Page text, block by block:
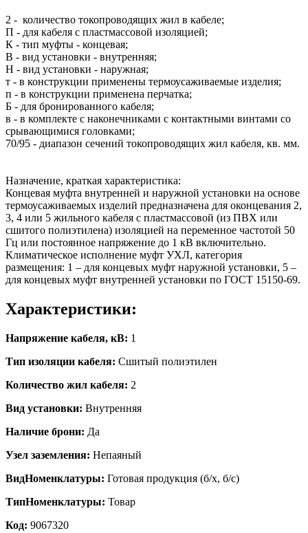
2 - количество токопроводящих жил в кабеле;
П - для кабеля с пластмассовой изоляцией;
К - тип муфты - концевая;
В - вид установки - внутренняя;
Н - вид установки - наружная;
т - в конструкции применены термоусаживаемые изделия;
п - в конструкции применена перчатка;
Б - для бронированного кабеля;
в - в комплекте с наконечниками с контактными винтами со
срывающимися головками;
70/95 - диапазон сечений токопроводящих жил кабеля, кв. мм.
Назначение, краткая характеристика:
Концевая муфта внутренней и наружной установки на основе
термоусаживаемых изделий предназначена для оконцевания 2,
3, 4 или 5 жильного кабеля с пластмассовой (из ПВХ или
сшитого полиэтилена) изоляцией на переменное частотой 50
Гц или постоянное напряжение до 1 кВ включительно.
Климатическое исполнение муфт УХЛ, категория
размещения: 1 – для концевых муфт наружной установки, 5 –
для концевых муфт внутренней установки по ГОСТ 15150-69.
Характеристики:
Напряжение кабеля, кВ: 1
Тип изоляции кабеля: Сшитый полиэтилен
Количество жил кабеля: 2
Вид установки: Внутренняя
Наличие брони: Да
Узел заземления: Непаяный
ВидНоменклатуры: Готовая продукция (б/х, б/с)
ТипНоменклатуры: Товар
Код: 9067320